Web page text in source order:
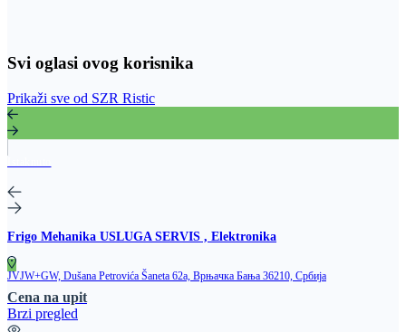
Svi oglasi ovog korisnika
Prikaži sve od SZR Ristic
Frigo Mehanika USLUGA SERVIS , Elektronika
JVJW+GW, Dušana Petrovića Šaneta 62a, Врњачка Бања 36210, Србија
Cena na upit
Brzi pregled